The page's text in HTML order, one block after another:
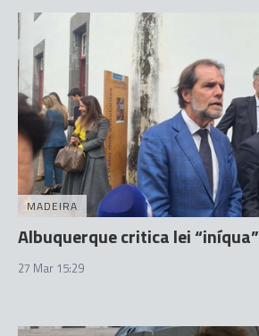
MADEIRA
Albuquerque critica lei “iníqua”
27 Mar 15:29